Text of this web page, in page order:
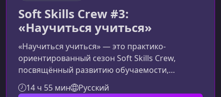
Soft Skills Crew #3:
«Научиться учиться»
«Научиться учиться» — это практико-
ориентированный сезон Soft Skills Crew,
посвящённый развитию обучаемости,
гибкости мышления и навыков эффективного
саморазвития. Программа помогает
14 ч 55 мин Русский